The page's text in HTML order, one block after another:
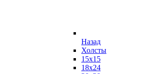
Назад
Холсты
15х15
18х24